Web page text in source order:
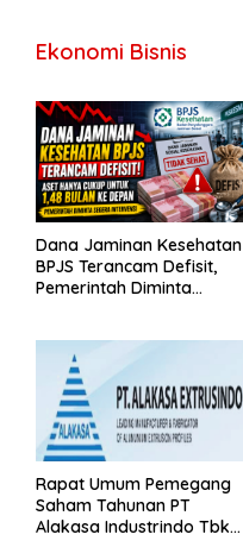
Ekonomi Bisnis
Dana Jaminan Kesehatan
BPJS Terancam Defisit,
Pemerintah Diminta
Rapat Umum Pemegang
Saham Tahunan PT
Alakasa Industrindo Tbk